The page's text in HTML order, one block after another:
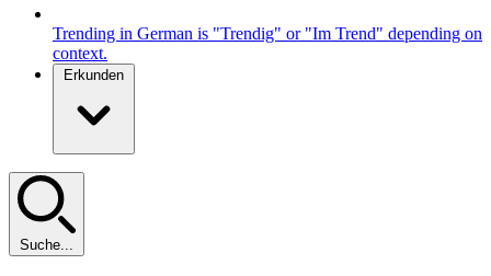
Trending in German is "Trendig" or "Im Trend" depending on
context.
Erkunden
Suche...